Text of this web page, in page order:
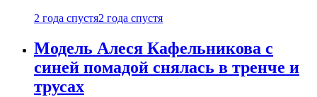
2 года спустя2 года спустя
Модель Алеся Кафельникова с
синей помадой снялась в тренче и
трусах